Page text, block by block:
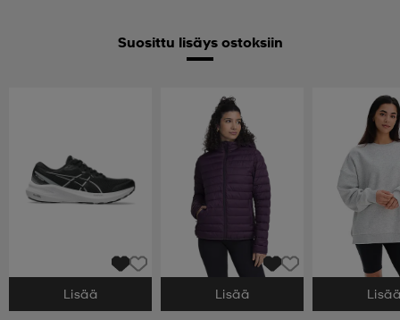
Suosittu lisäys ostoksiin
Valitse Koko
Lisää Valitse Koko
Lisää Valitse Koko